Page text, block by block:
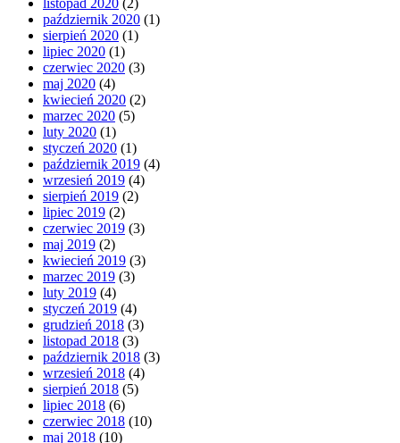
październik 2020 (1)
sierpień 2020 (1)
lipiec 2020 (1)
czerwiec 2020 (3)
maj 2020 (4)
kwiecień 2020 (2)
marzec 2020 (5)
luty 2020 (1)
styczeń 2020 (1)
październik 2019 (4)
wrzesień 2019 (4)
sierpień 2019 (2)
lipiec 2019 (2)
czerwiec 2019 (3)
maj 2019 (2)
kwiecień 2019 (3)
marzec 2019 (3)
luty 2019 (4)
styczeń 2019 (4)
grudzień 2018 (3)
listopad 2018 (3)
październik 2018 (3)
wrzesień 2018 (4)
sierpień 2018 (5)
lipiec 2018 (6)
czerwiec 2018 (10)
maj 2018 (10)